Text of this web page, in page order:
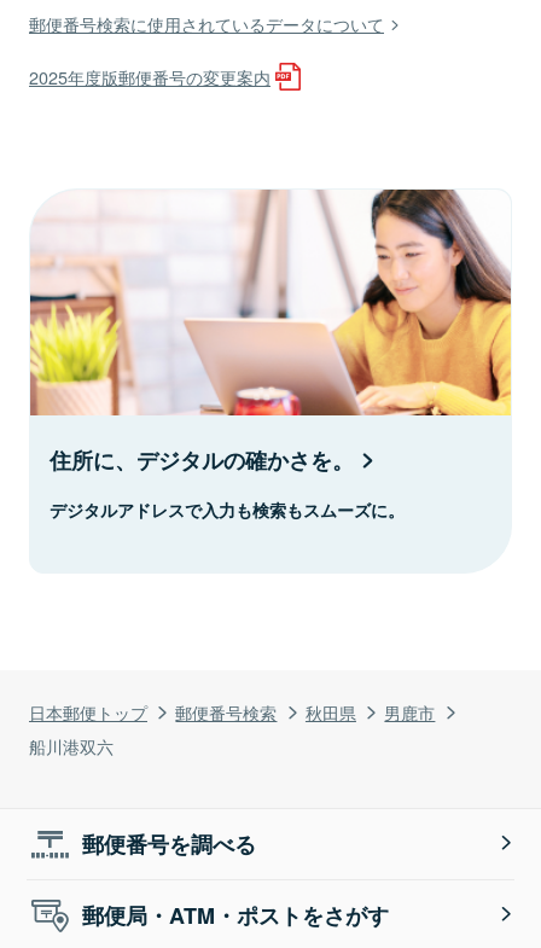
日本郵便トップ 郵便番号検索 秋田県
男鹿市
船川港双六
郵便番号検索に使用されているデータについて
2025年度版郵便番号の変更案内
住所に、デジタルの確かさを。
デジタルアドレスで入力も検索もスムーズに。
郵便番号を調べる
郵便局・ATM・ポストをさがす